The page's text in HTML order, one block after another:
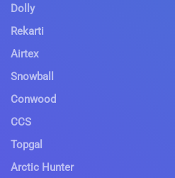
Dolly
Rekarti
Airtex
Snowball
Conwood
CCS
Topgal
Arctic Hunter